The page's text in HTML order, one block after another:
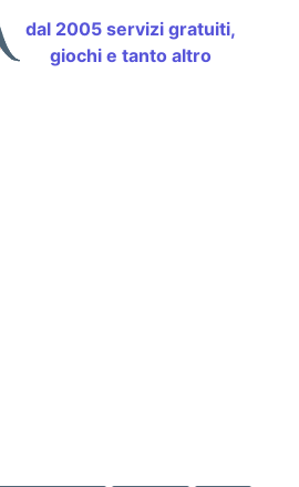
dal 2005 servizi gratuiti,
giochi e tanto altro